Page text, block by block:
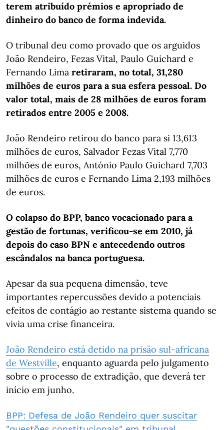
terem atribuído prémios e apropriado de
dinheiro do banco de forma indevida.
O tribunal deu como provado que os arguidos
João Rendeiro, Fezas Vital, Paulo Guichard e
Fernando Lima retiraram, no total, 31,280
milhões de euros para a sua esfera pessoal. Do
valor total, mais de 28 milhões de euros foram
retirados entre 2005 e 2008.
João Rendeiro retirou do banco para si 13,613
milhões de euros, Salvador Fezas Vital 7,770
milhões de euros, António Paulo Guichard 7,703
milhões de euros e Fernando Lima 2,193 milhões
de euros.
O colapso do BPP, banco vocacionado para a
gestão de fortunas, verificou-se em 2010, já
depois do caso BPN e antecedendo outros
escândalos na banca portuguesa.
Apesar da sua pequena dimensão, teve
importantes repercussões devido a potenciais
efeitos de contágio ao restante sistema quando se
vivia uma crise financeira.
João Rendeiro está detido na prisão sul-africana
de Westville, enquanto aguarda pelo julgamento
sobre o processo de extradição, que deverá ter
início em junho.
BPP: Defesa de João Rendeiro quer suscitar